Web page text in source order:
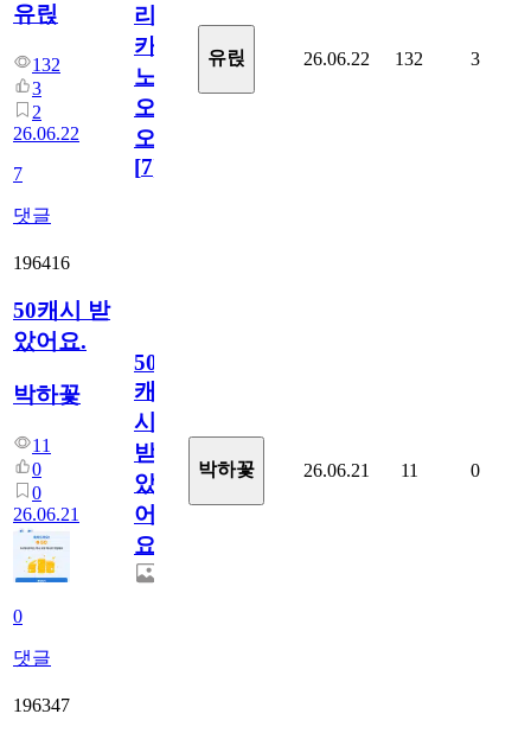
유릱
132
3
2
26.06.22
7
댓글
리
카
노
오
오!
[7]
유릱 26.06.22 132 3
196416
50캐시 받
았어요.
박하꽃
11
0
0
26.06.21
0
댓글
50
캐
시
받
았
어
요.
박하꽃 26.06.21 11 0
196347